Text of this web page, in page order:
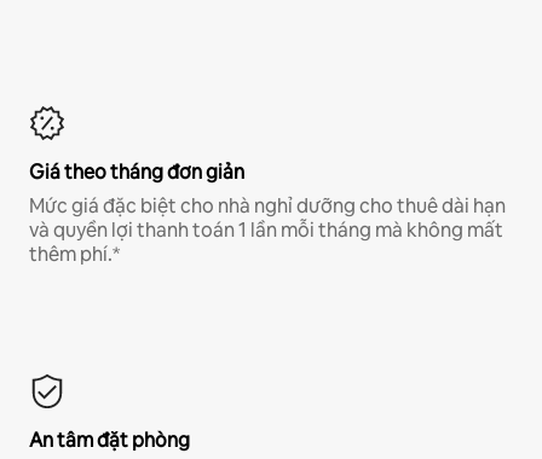
Giá theo tháng đơn giản
Mức giá đặc biệt cho nhà nghỉ dưỡng cho thuê dài hạn
và quyền lợi thanh toán 1 lần mỗi tháng mà không mất
thêm phí.*
An tâm đặt phòng